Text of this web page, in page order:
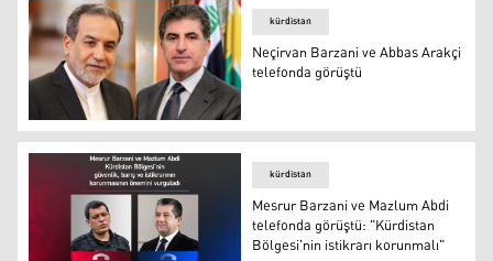
Neçirvan Barzani ve Abbas Arakçi telefonda görüştü
kürdistan
Neçirvan Barzani ve Abbas Arakçi
telefonda görüştü
kürdistan
Mesrur Barzani ve Mazlum Abdi
telefonda görüştü: "Kürdistan
Bölgesi'nin istikrarı korunmalı"